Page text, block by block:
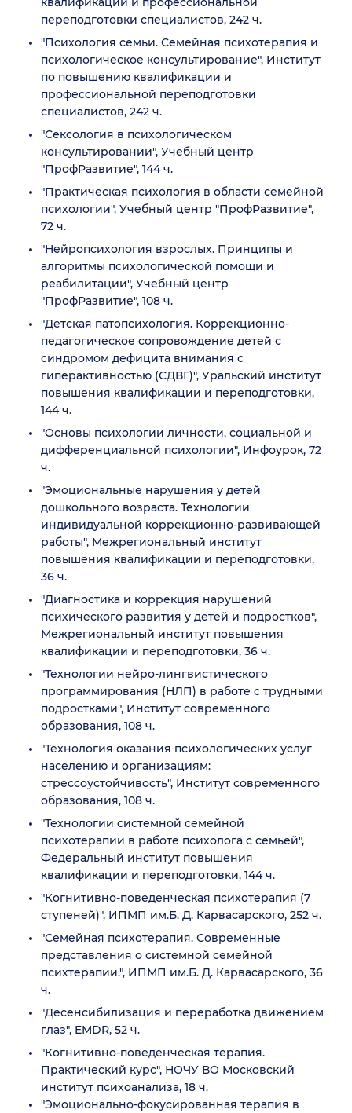
переподготовки специалистов, 242 ч.
"Психология семьи. Семейная психотерапия и
психологическое консультирование", Институт
по повышению квалификации и
профессиональной переподготовки
специалистов, 242 ч.
"Сексология в психологическом
консультировании", Учебный центр
"ПрофРазвитие", 144 ч.
"Практическая психология в области семейной
психологии", Учебный центр "ПрофРазвитие",
72 ч.
"Нейропсихология взрослых. Принципы и
алгоритмы психологической помощи и
реабилитации", Учебный центр
"ПрофРазвитие", 108 ч.
"Детская патопсихология. Коррекционно-
педагогическое сопровождение детей с
синдромом дефицита внимания с
гиперактивностью (СДВГ)", Уральский институт
повышения квалификации и переподготовки,
144 ч.
"Основы психологии личности, социальной и
дифференциальной психологии", Инфоурок, 72
ч.
"Эмоциональные нарушения у детей
дошкольного возраста. Технологии
индивидуальной коррекционно-развивающей
работы", Межрегиональный институт
повышения квалификации и переподготовки,
36 ч.
"Диагностика и коррекция нарушений
психического развития у детей и подростков",
Межрегиональный институт повышения
квалификации и переподготовки, 36 ч.
"Технологии нейро-лингвистического
программирования (НЛП) в работе с трудными
подростками", Институт современного
образования, 108 ч.
"Технология оказания психологических услуг
населению и организациям:
стрессоустойчивость", Институт современного
образования, 108 ч.
"Технологии системной семейной
психотерапии в работе психолога с семьей",
Федеральный институт повышения
квалификации и переподготовки, 144 ч.
"Когнитивно-поведенческая психотерапия (7
ступеней)", ИПМП им.Б. Д. Карвасарского, 252 ч.
"Семейная психотерапия. Современные
представления о системной семейной
психтерапии.", ИПМП им.Б. Д. Карвасарского, 36
ч.
"Десенсибилизация и переработка движением
глаз", EMDR, 52 ч.
"Когнитивно-поведенческая терапия.
Практический курс", НОЧУ ВО Московский
институт психоанализа, 18 ч.
"Эмоционально-фокусированная терапия в